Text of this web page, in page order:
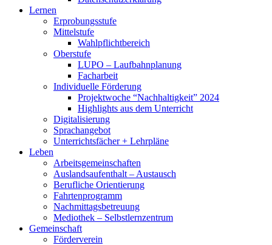
Lernen
Erprobungsstufe
Mittelstufe
Wahlpflichtbereich
Oberstufe
LUPO – Laufbahnplanung
Facharbeit
Individuelle Förderung
Projektwoche “Nachhaltigkeit” 2024
Highlights aus dem Unterricht
Digitalisierung
Sprachangebot
Unterrichtsfächer + Lehrpläne
Leben
Arbeitsgemeinschaften
Auslandsaufenthalt – Austausch
Berufliche Orientierung
Fahrtenprogramm
Nachmittagsbetreuung
Mediothek – Selbstlernzentrum
Gemeinschaft
Förderverein